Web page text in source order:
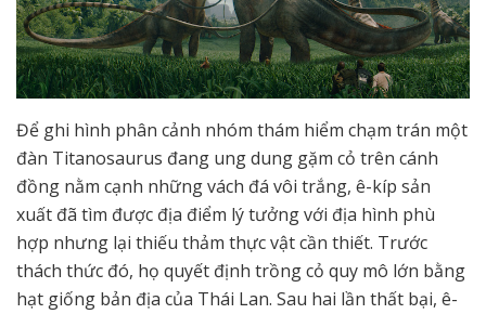
Để ghi hình phân cảnh nhóm thám hiểm chạm trán một
đàn Titanosaurus đang ung dung gặm cỏ trên cánh
đồng nằm cạnh những vách đá vôi trắng, ê-kíp sản
xuất đã tìm được địa điểm lý tưởng với địa hình phù
hợp nhưng lại thiếu thảm thực vật cần thiết. Trước
thách thức đó, họ quyết định trồng cỏ quy mô lớn bằng
hạt giống bản địa của Thái Lan. Sau hai lần thất bại, ê-